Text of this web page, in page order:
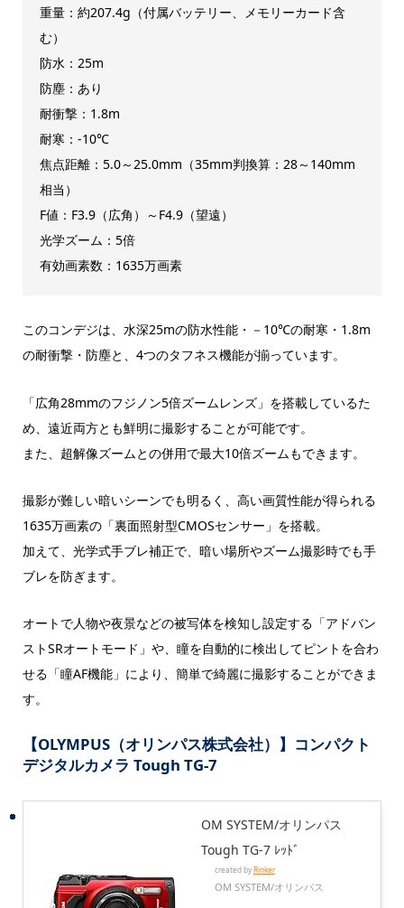
重量：約207.4g（付属バッテリー、メモリーカード含
む）
防水：25m
防塵：あり
耐衝撃：1.8m
耐寒：-10℃
焦点距離：5.0～25.0mm（35mm判換算：28～140mm
相当）
F値：F3.9（広角）～F4.9（望遠）
光学ズーム：5倍
有効画素数：1635万画素
このコンデジは、水深25mの防水性能・－10℃の耐寒・1.8m
の耐衝撃・防塵と、4つのタフネス機能が揃っています。
「広角28mmのフジノン5倍ズームレンズ」を搭載しているた
め、遠近両方とも鮮明に撮影することが可能です。
また、超解像ズームとの併用で最大10倍ズームもできます。
撮影が難しい暗いシーンでも明るく、高い画質性能が得られる
1635万画素の「裏面照射型CMOSセンサー」を搭載。
加えて、光学式手ブレ補正で、暗い場所やズーム撮影時でも手
ブレを防ぎます。
オートで人物や夜景などの被写体を検知し設定する「アドバン
ストSRオートモード」や、瞳を自動的に検出してピントを合わ
せる「瞳AF機能」により、簡単で綺麗に撮影することができま
す。
【OLYMPUS（オリンパス株式会社）】コンパクト
デジタルカメラ Tough TG-7
OM SYSTEM/オリンパス
Tough TG-7 ﾚｯﾄﾞ
created byRinker
OM SYSTEM/オリンパス